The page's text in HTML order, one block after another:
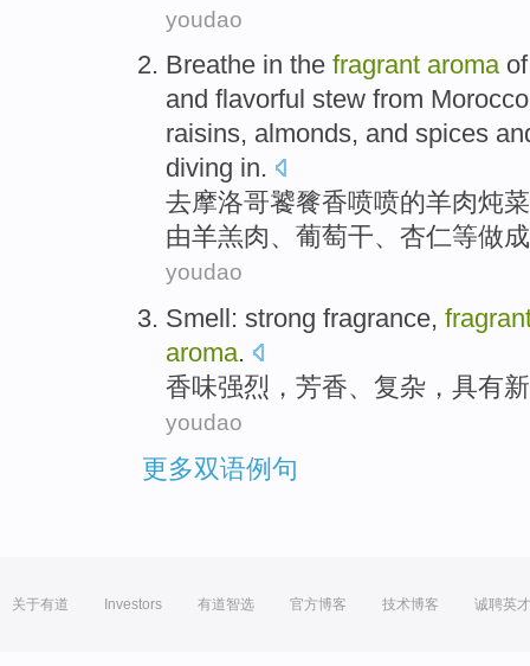
youdao
Breathe in the fragrant aroma of
and flavorful stew from Morocco
raisins, almonds, and spices
diving in.
去摩洛哥饕餮香喷喷的羊肉炖
由羊羔肉、 葡萄干、 杏仁等做
youdao
Smell: strong fragrance,
aroma.
香味强烈 ， 芳香、 复杂 ， 具有
youdao
更多双语例句
关于有道 Investors 有道智选 官方博客 技术博客 诚聘英才